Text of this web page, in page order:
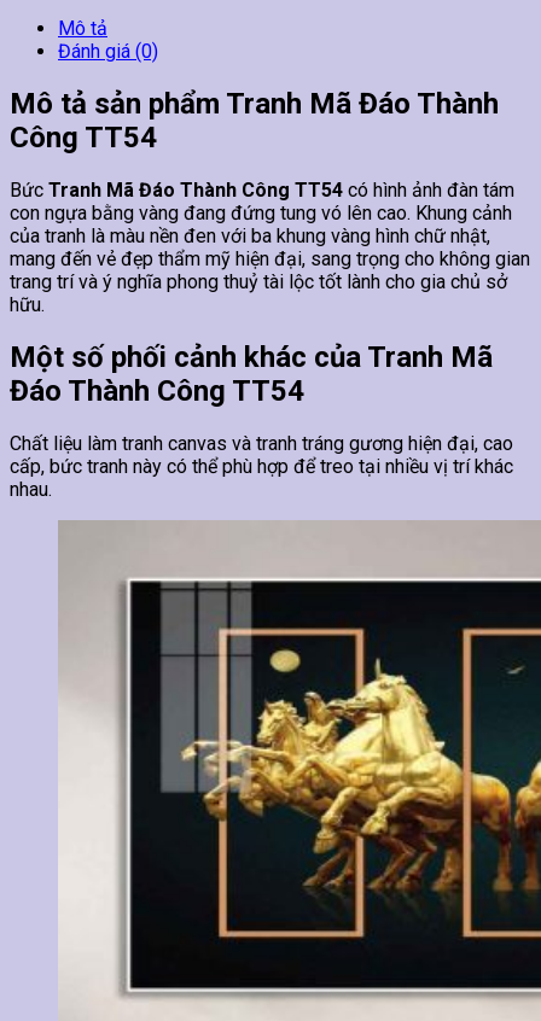
Mô tả
Đánh giá (0)
Mô tả sản phẩm Tranh Mã Đáo Thành
Công TT54
Bức Tranh Mã Đáo Thành Công TT54 có hình ảnh đàn tám
con ngựa bằng vàng đang đứng tung vó lên cao. Khung cảnh
của tranh là màu nền đen với ba khung vàng hình chữ nhật,
mang đến vẻ đẹp thẩm mỹ hiện đại, sang trọng cho không gian
trang trí và ý nghĩa phong thuỷ tài lộc tốt lành cho gia chủ sở
hữu.
Một số phối cảnh khác của Tranh Mã
Đáo Thành Công TT54
Chất liệu làm tranh canvas và tranh tráng gương hiện đại, cao
cấp, bức tranh này có thể phù hợp để treo tại nhiều vị trí khác
nhau.